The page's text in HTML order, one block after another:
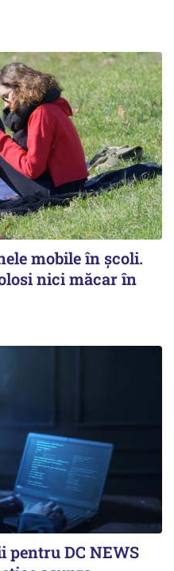
mobile în școli.
nici măcar în
pentru DC NEWS